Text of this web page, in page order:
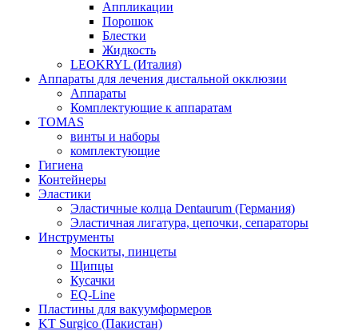
Аппликации
Порошок
Блестки
Жидкость
LEOKRYL (Италия)
Аппараты для лечения дистальной окклюзии
Аппараты
Комплектующие к аппаратам
TOMAS
винты и наборы
комплектующие
Гигиена
Контейнеры
Эластики
Эластичные колца Dentaurum (Германия)
Эластичная лигатура, цепочки, сепараторы
Инструменты
Москиты, пинцеты
Щипцы
Кусачки
EQ-Line
Пластины для вакуумформеров
KT Surgico (Пакистан)